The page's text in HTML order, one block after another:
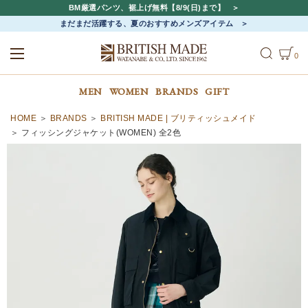
BM厳選パンツ、裾上げ無料【8/9(日)まで】
まだまだ活躍する、夏のおすすめメンズアイテム
0
MEN WOMEN BRANDS GIFT
HOME BRANDS
BRITISH MADE | ブリティッシュメイド
フィッシングジャケット(WOMEN) 全2色